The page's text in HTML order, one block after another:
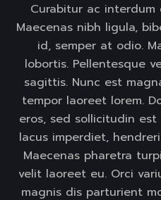
Curabitur ac
Maecenas nibh ligula,
id, semper at odio.
lobortis. Pellentesque
sagittis. Nunc est
tempor laoreet lorem.
eros, sed sollicitudin
lacus imperdiet,
Maecenas pharetra
velit laoreet eu. Orci
magnis dis parturient